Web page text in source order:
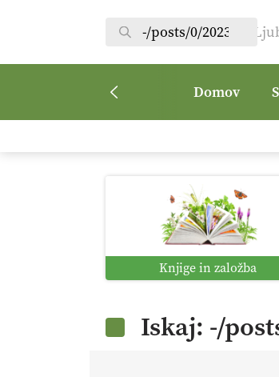
Domov
Knjige in založba
Iskaj: -/